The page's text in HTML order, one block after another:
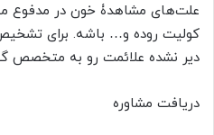
علت‌های مشاهدۀ خون در مدفوع
کولیت روده و… باشه. برای
دیر نشده علائمت رو به متخصص
دریافت مشاوره